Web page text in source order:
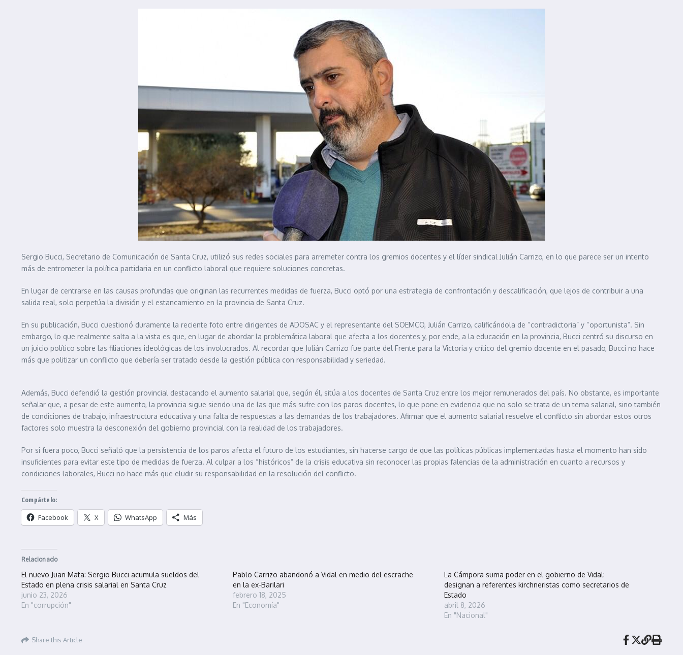
Sergio Bucci, Secretario de Comunicación de Santa Cruz, utilizó sus redes sociales para arremeter contra los gremios docentes y el líder sindical Julián Carrizo, en lo que parece ser un intento
más de entrometer la política partidaria en un conflicto laboral que requiere soluciones concretas.
En lugar de centrarse en las causas profundas que originan las recurrentes medidas de fuerza, Bucci optó por una estrategia de confrontación y descalificación, que lejos de contribuir a una
salida real, solo perpetúa la división y el estancamiento en la provincia de Santa Cruz.
En su publicación, Bucci cuestionó duramente la reciente foto entre dirigentes de ADOSAC y el representante del SOEMCO, Julián Carrizo, calificándola de “contradictoria” y “oportunista”. Sin
embargo, lo que realmente salta a la vista es que, en lugar de abordar la problemática laboral que afecta a los docentes y, por ende, a la educación en la provincia, Bucci centró su discurso en
un juicio político sobre las filiaciones ideológicas de los involucrados. Al recordar que Julián Carrizo fue parte del Frente para la Victoria y crítico del gremio docente en el pasado, Bucci no hace
más que politizar un conflicto que debería ser tratado desde la gestión pública con responsabilidad y seriedad.
Además, Bucci defendió la gestión provincial destacando el aumento salarial que, según él, sitúa a los docentes de Santa Cruz entre los mejor remunerados del país. No obstante, es importante
señalar que, a pesar de este aumento, la provincia sigue siendo una de las que más sufre con los paros docentes, lo que pone en evidencia que no solo se trata de un tema salarial, sino también
de condiciones de trabajo, infraestructura educativa y una falta de respuestas a las demandas de los trabajadores. Afirmar que el aumento salarial resuelve el conflicto sin abordar estos otros
factores solo muestra la desconexión del gobierno provincial con la realidad de los trabajadores.
Por si fuera poco, Bucci señaló que la persistencia de los paros afecta el futuro de los estudiantes, sin hacerse cargo de que las políticas públicas implementadas hasta el momento han sido
insuficientes para evitar este tipo de medidas de fuerza. Al culpar a los “históricos” de la crisis educativa sin reconocer las propias falencias de la administración en cuanto a recursos y
condiciones laborales, Bucci no hace más que eludir su responsabilidad en la resolución del conflicto.
Compártelo:
Facebook X WhatsApp Más
Relacionado
El nuevo Juan Mata: Sergio Bucci acumula sueldos del
Estado en plena crisis salarial en Santa Cruz
junio 23, 2026
En "corrupción"
Pablo Carrizo abandonó a Vidal en medio del escrache
en la ex-Barilari
febrero 18, 2025
En "Economía"
La Cámpora suma poder en el gobierno de Vidal:
designan a referentes kirchneristas como secretarios de
Estado
abril 8, 2026
En "Nacional"
Share this Article